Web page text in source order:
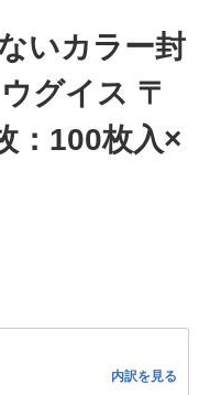
いカラー封
グイス 〒
：100枚入×
内訳を見る